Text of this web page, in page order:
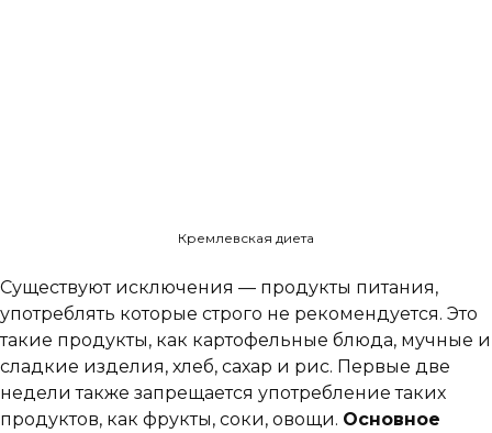
Кремлевская диета
Существуют исключения — продукты питания,
употреблять которые строго не рекомендуется. Это
такие продукты, как картофельные блюда, мучные и
сладкие изделия, хлеб, сахар и рис. Первые две
недели также запрещается употребление таких
продуктов, как фрукты, соки, овощи. Основное